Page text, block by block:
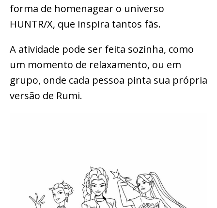
forma de homenagear o universo
HUNTR/X, que inspira tantos fãs.
A atividade pode ser feita sozinha, como
um momento de relaxamento, ou em
grupo, onde cada pessoa pinta sua própria
versão de Rumi.